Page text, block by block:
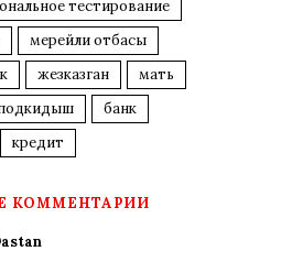
тестирование
мерейли отбасы
жезказган
мать
банк
кредит
КОММЕНТАРИИ